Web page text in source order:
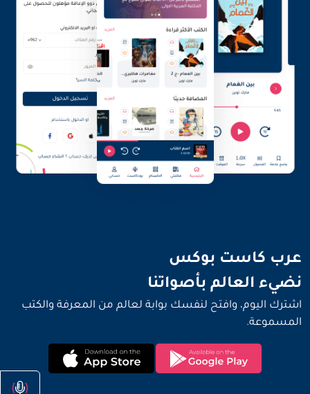
عرب كاست بوكس
نضيء العالم بأصواتنا
اشترك اليوم، وافتح لنفسك بوابة لعالم من المعرفة والكتب
المسموعة.